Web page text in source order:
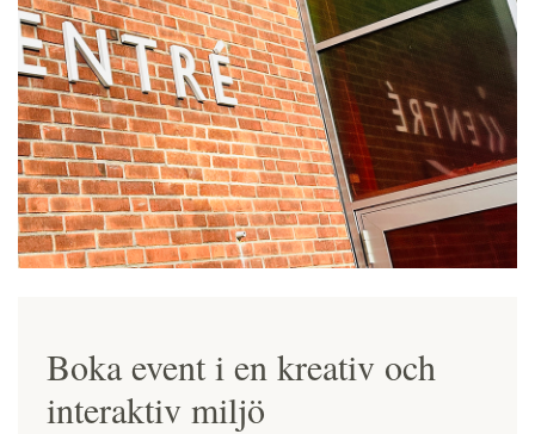
Boka event i en kreativ och
interaktiv miljö